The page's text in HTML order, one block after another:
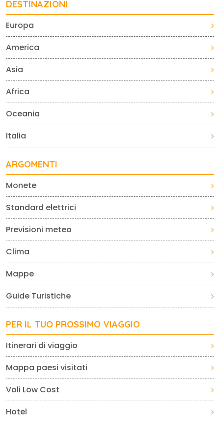
DESTINAZIONI
Europa
America
Asia
Africa
Oceania
Italia
ARGOMENTI
Monete
Standard elettrici
Previsioni meteo
Clima
Mappe
Guide Turistiche
PER IL TUO PROSSIMO VIAGGIO
Itinerari di viaggio
Mappa paesi visitati
Voli Low Cost
Hotel